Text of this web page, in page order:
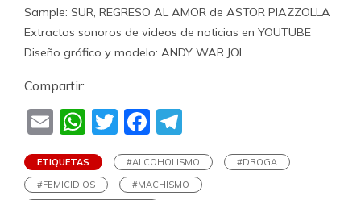
Sample: SUR, REGRESO AL AMOR de ASTOR PIAZZOLLA
Extractos sonoros de videos de noticias en YOUTUBE
Diseño gráfico y modelo: ANDY WAR JOL
Compartir:
EmailWhatsApp
TwitterFacebook
ETIQUETAS #ALCOHOLISMO
#DROGA
#FEMICIDIOS
#MACHISMO